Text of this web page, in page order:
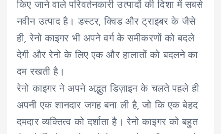
किए जाने वाले परिवर्तनकारी उत्पादों की दिशा में सबसे
नवीन उत्पाद है। डस्टर, क्विड और ट्राइबर के जैसे
ही, रेनो काइगर भी अपने वर्ग के समीकरणों को बदले
देगी और रेनो के लिए एक और हालातों को बदलने का
दम रखती है।
रेनो काइगर ने अपने अद्भुत डिज़ाइन के चलते पहले ही
अपनी एक शानदार जगह बना ली है, जो कि एक बेहद
दमदार व्यक्तित्व को दर्शाता है। रेनो काइगर को बहुत